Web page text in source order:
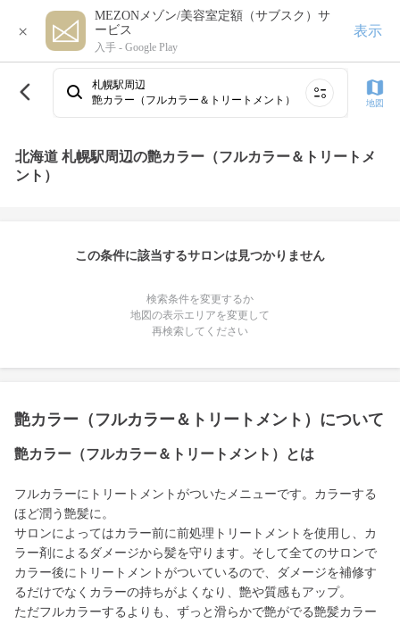
×
MEZONメゾン/美容室定額（サブスク）サ
ービス
入手 - Google Play
表示
札幌駅周辺
艶カラー（フルカラー＆トリートメント）
地図
北海道 札幌駅周辺の艶カラー（フルカラー＆トリートメ
ント）
この条件に該当するサロンは見つかりません
検索条件を変更するか
地図の表示エリアを変更して
再検索してください
艶カラー（フルカラー＆トリートメント）について
艶カラー（フルカラー＆トリートメント）とは
フルカラーにトリートメントがついたメニューです。カラーする
ほど潤う艶髪に。
サロンによってはカラー前に前処理トリートメントを使用し、カ
ラー剤によるダメージから髪を守ります。そして全てのサロンで
カラー後にトリートメントがついているので、ダメージを補修す
るだけでなくカラーの持ちがよくなり、艶や質感もアップ。
ただフルカラーするよりも、ずっと滑らかで艶がでる艶髪カラー